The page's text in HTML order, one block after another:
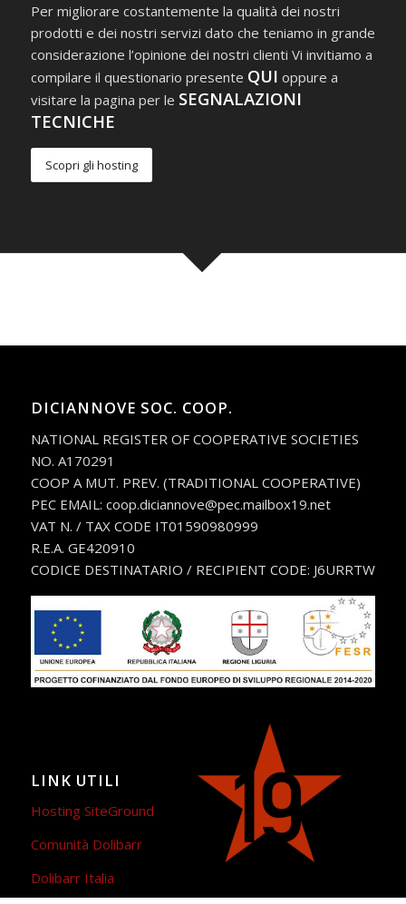
Per migliorare costantemente la qualità dei nostri
prodotti e dei nostri servizi dato che teniamo in grande
considerazione l’opinione dei nostri clienti Vi invitiamo a
compilare il questionario presente QUI oppure a
visitare la pagina per le SEGNALAZIONI
TECNICHE
Scopri gli hosting
DICIANNOVE SOC. COOP.
NATIONAL REGISTER OF COOPERATIVE SOCIETIES
NO. A170291
COOP A MUT. PREV. (TRADITIONAL COOPERATIVE)
PEC EMAIL: coop.diciannove@pec.mailbox19.net
VAT N. / TAX CODE IT01590980999
R.E.A. GE420910
CODICE DESTINATARIO / RECIPIENT CODE: J6URRTW
LINK UTILI
Hosting SiteGround
Comunità Dolibarr
Dolibarr Italia